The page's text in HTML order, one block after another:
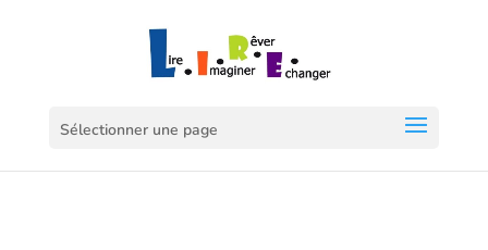
Sélectionner une page